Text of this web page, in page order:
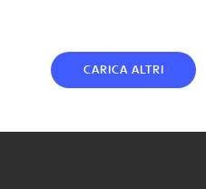
CARICA ALTRI